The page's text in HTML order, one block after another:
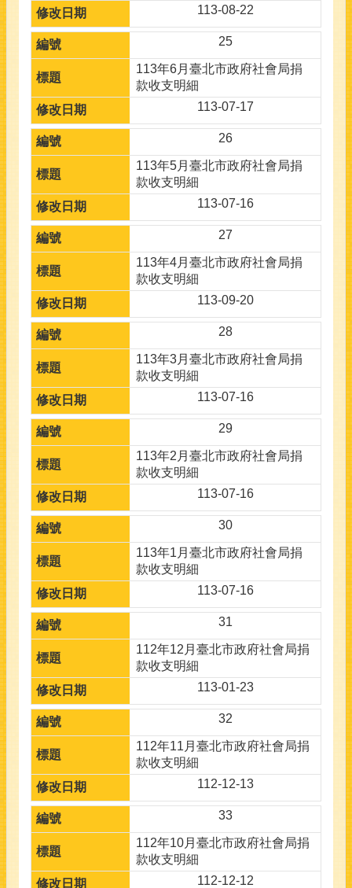
113-08-22
25
113年6月臺北市政府社會局捐
款收支明細
113-07-17
26
113年5月臺北市政府社會局捐
款收支明細
113-07-16
27
113年4月臺北市政府社會局捐
款收支明細
113-09-20
28
113年3月臺北市政府社會局捐
款收支明細
113-07-16
29
113年2月臺北市政府社會局捐
款收支明細
113-07-16
30
113年1月臺北市政府社會局捐
款收支明細
113-07-16
31
112年12月臺北市政府社會局捐
款收支明細
113-01-23
32
112年11月臺北市政府社會局捐
款收支明細
112-12-13
33
112年10月臺北市政府社會局捐
款收支明細
112-12-12